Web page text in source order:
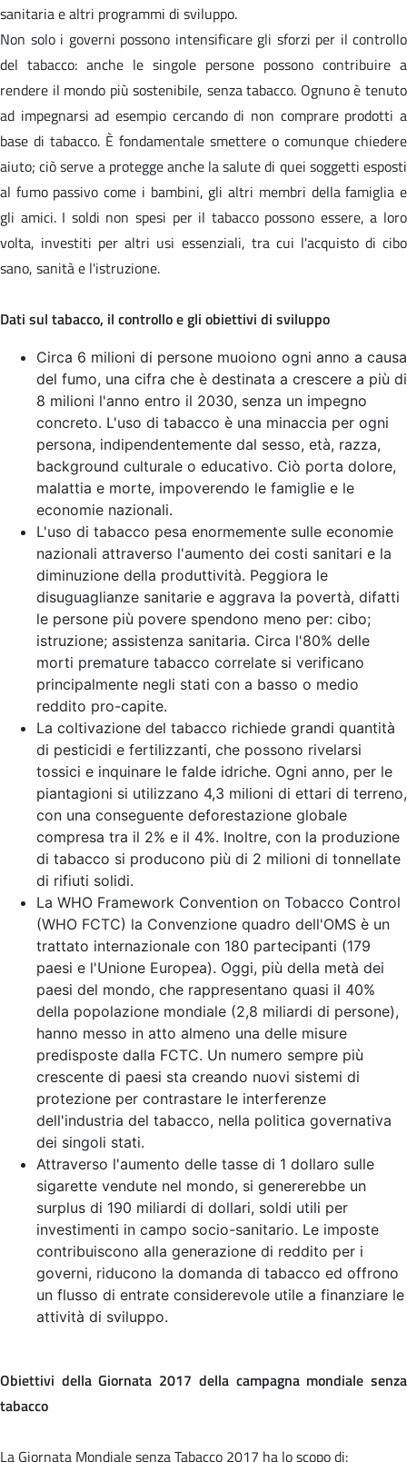
sanitaria e altri programmi di sviluppo.
Non solo i governi possono intensificare gli sforzi per il controllo
del tabacco: anche le singole persone possono contribuire a
rendere il mondo più sostenibile, senza tabacco. Ognuno è tenuto
ad impegnarsi ad esempio cercando di non comprare prodotti a
base di tabacco. È fondamentale smettere o comunque chiedere
aiuto; ciò serve a protegge anche la salute di quei soggetti esposti
al fumo passivo come i bambini, gli altri membri della famiglia e
gli amici. I soldi non spesi per il tabacco possono essere, a loro
volta, investiti per altri usi essenziali, tra cui l'acquisto di cibo
sano, sanità e l'istruzione.
Dati sul tabacco, il controllo e gli obiettivi di sviluppo
Circa 6 milioni di persone muoiono ogni anno a causa
del fumo, una cifra che è destinata a crescere a più di
8 milioni l'anno entro il 2030, senza un impegno
concreto. L'uso di tabacco è una minaccia per ogni
persona, indipendentemente dal sesso, età, razza,
background culturale o educativo. Ciò porta dolore,
malattia e morte, impoverendo le famiglie e le
economie nazionali.
L'uso di tabacco pesa enormemente sulle economie
nazionali attraverso l'aumento dei costi sanitari e la
diminuzione della produttività. Peggiora le
disuguaglianze sanitarie e aggrava la povertà, difatti
le persone più povere spendono meno per: cibo;
istruzione; assistenza sanitaria. Circa l'80% delle
morti premature tabacco correlate si verificano
principalmente negli stati con a basso o medio
reddito pro-capite.
La coltivazione del tabacco richiede grandi quantità
di pesticidi e fertilizzanti, che possono rivelarsi
tossici e inquinare le falde idriche. Ogni anno, per le
piantagioni si utilizzano 4,3 milioni di ettari di terreno,
con una conseguente deforestazione globale
compresa tra il 2% e il 4%. Inoltre, con la produzione
di tabacco si producono più di 2 milioni di tonnellate
di rifiuti solidi.
La WHO Framework Convention on Tobacco Control
(WHO FCTC) la Convenzione quadro dell'OMS è un
trattato internazionale con 180 partecipanti (179
paesi e l'Unione Europea). Oggi, più della metà dei
paesi del mondo, che rappresentano quasi il 40%
della popolazione mondiale (2,8 miliardi di persone),
hanno messo in atto almeno una delle misure
predisposte dalla FCTC. Un numero sempre più
crescente di paesi sta creando nuovi sistemi di
protezione per contrastare le interferenze
dell'industria del tabacco, nella politica governativa
dei singoli stati.
Attraverso l'aumento delle tasse di 1 dollaro sulle
sigarette vendute nel mondo, si genererebbe un
surplus di 190 miliardi di dollari, soldi utili per
investimenti in campo socio-sanitario. Le imposte
contribuiscono alla generazione di reddito per i
governi, riducono la domanda di tabacco ed offrono
un flusso di entrate considerevole utile a finanziare le
attività di sviluppo.
Obiettivi della Giornata 2017 della campagna mondiale senza
tabacco
La Giornata Mondiale senza Tabacco 2017 ha lo scopo di: